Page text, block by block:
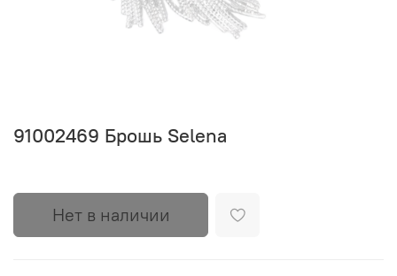
91002469 Брошь Selena
Нет в наличии